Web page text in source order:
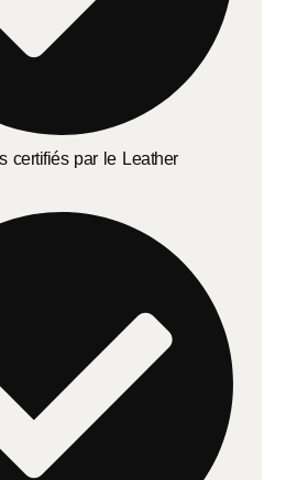
certifiés par le Leather